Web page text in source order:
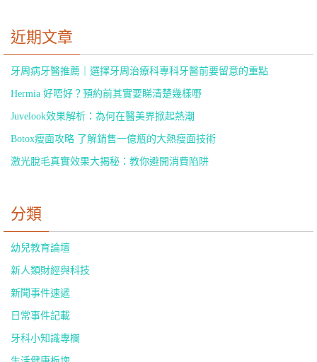
近期文章
牙周病牙醫推薦｜選擇牙周治療科專科牙醫前要留意的重點
Hermia 好唔好？預約前其實要睇清楚幾樣嘢
Juvelook效果解析：為何在醫美界掀起熱潮
Botox瘦面攻略 了解銷售一億瓶的大熱瘦面技術
激光脫毛真實效果大揭秘：教你避開消費陷阱
分類
幼兒教育論壇
新人類財經與科技
新聞事件速遞
日常事件記載
牙科小知識專欄